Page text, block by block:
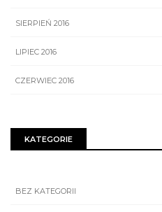
SIERPIEŃ 2016
LIPIEC 2016
CZERWIEC 2016
KATEGORIE
BEZ KATEGORII